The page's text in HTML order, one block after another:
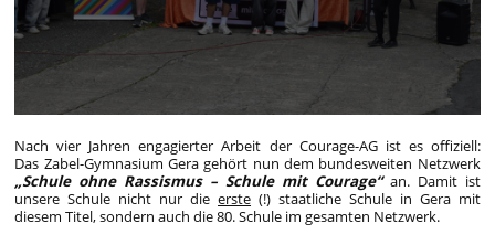
Nach vier Jahren engagierter Arbeit der Courage-AG ist es offiziell:
Das Zabel-Gymnasium Gera gehört nun dem bundesweiten Netzwerk
„Schule ohne Rassismus – Schule mit Courage“an. Damit ist
unsere Schule nicht nur dieerste (!) staatliche Schule in Gera mit
diesem Titel, sondern auch die 80. Schule im gesamten Netzwerk.